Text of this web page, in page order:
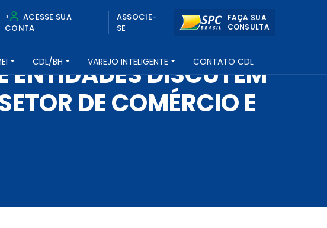
>
ACESSE SUA
CONTA
ASSOCIE-
SE
FAÇA SUA
CONSULTA
CDL/BH VAREJO INTELIGENTE CONTATO CDL
ENTIDADES DISCUTEM
DE COMÉRCIO E